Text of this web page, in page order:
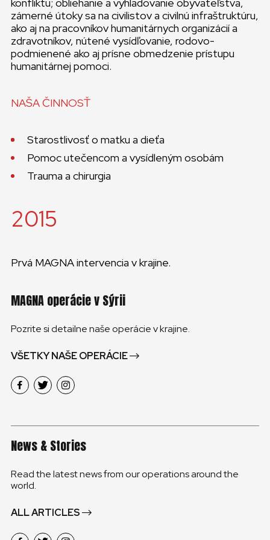
zámerné útoky sa na civilistov a civilnú infraštruktúru,
ako aj na pracovníkov humanitárnych organizácií a
zdravotníkov, nútené vysídľovanie, rodovo-
podmienené ako aj prísne obmedzenie prístupu
humanitárnej pomoci.
NAŠA ČINNOSŤ
Starostlivosť o matku a dieťa
Pomoc utečencom a vysídleným osobám
Trauma a chirurgia
2015
Prvá MAGNA intervencia v krajine.
MAGNA operácie v Sýrii
Pozrite si detailne naše operácie v krajine.
VŠETKY NAŠE OPERÁCIE
News & Stories
Read the latest news from our operations around the
world.
ALL ARTICLES